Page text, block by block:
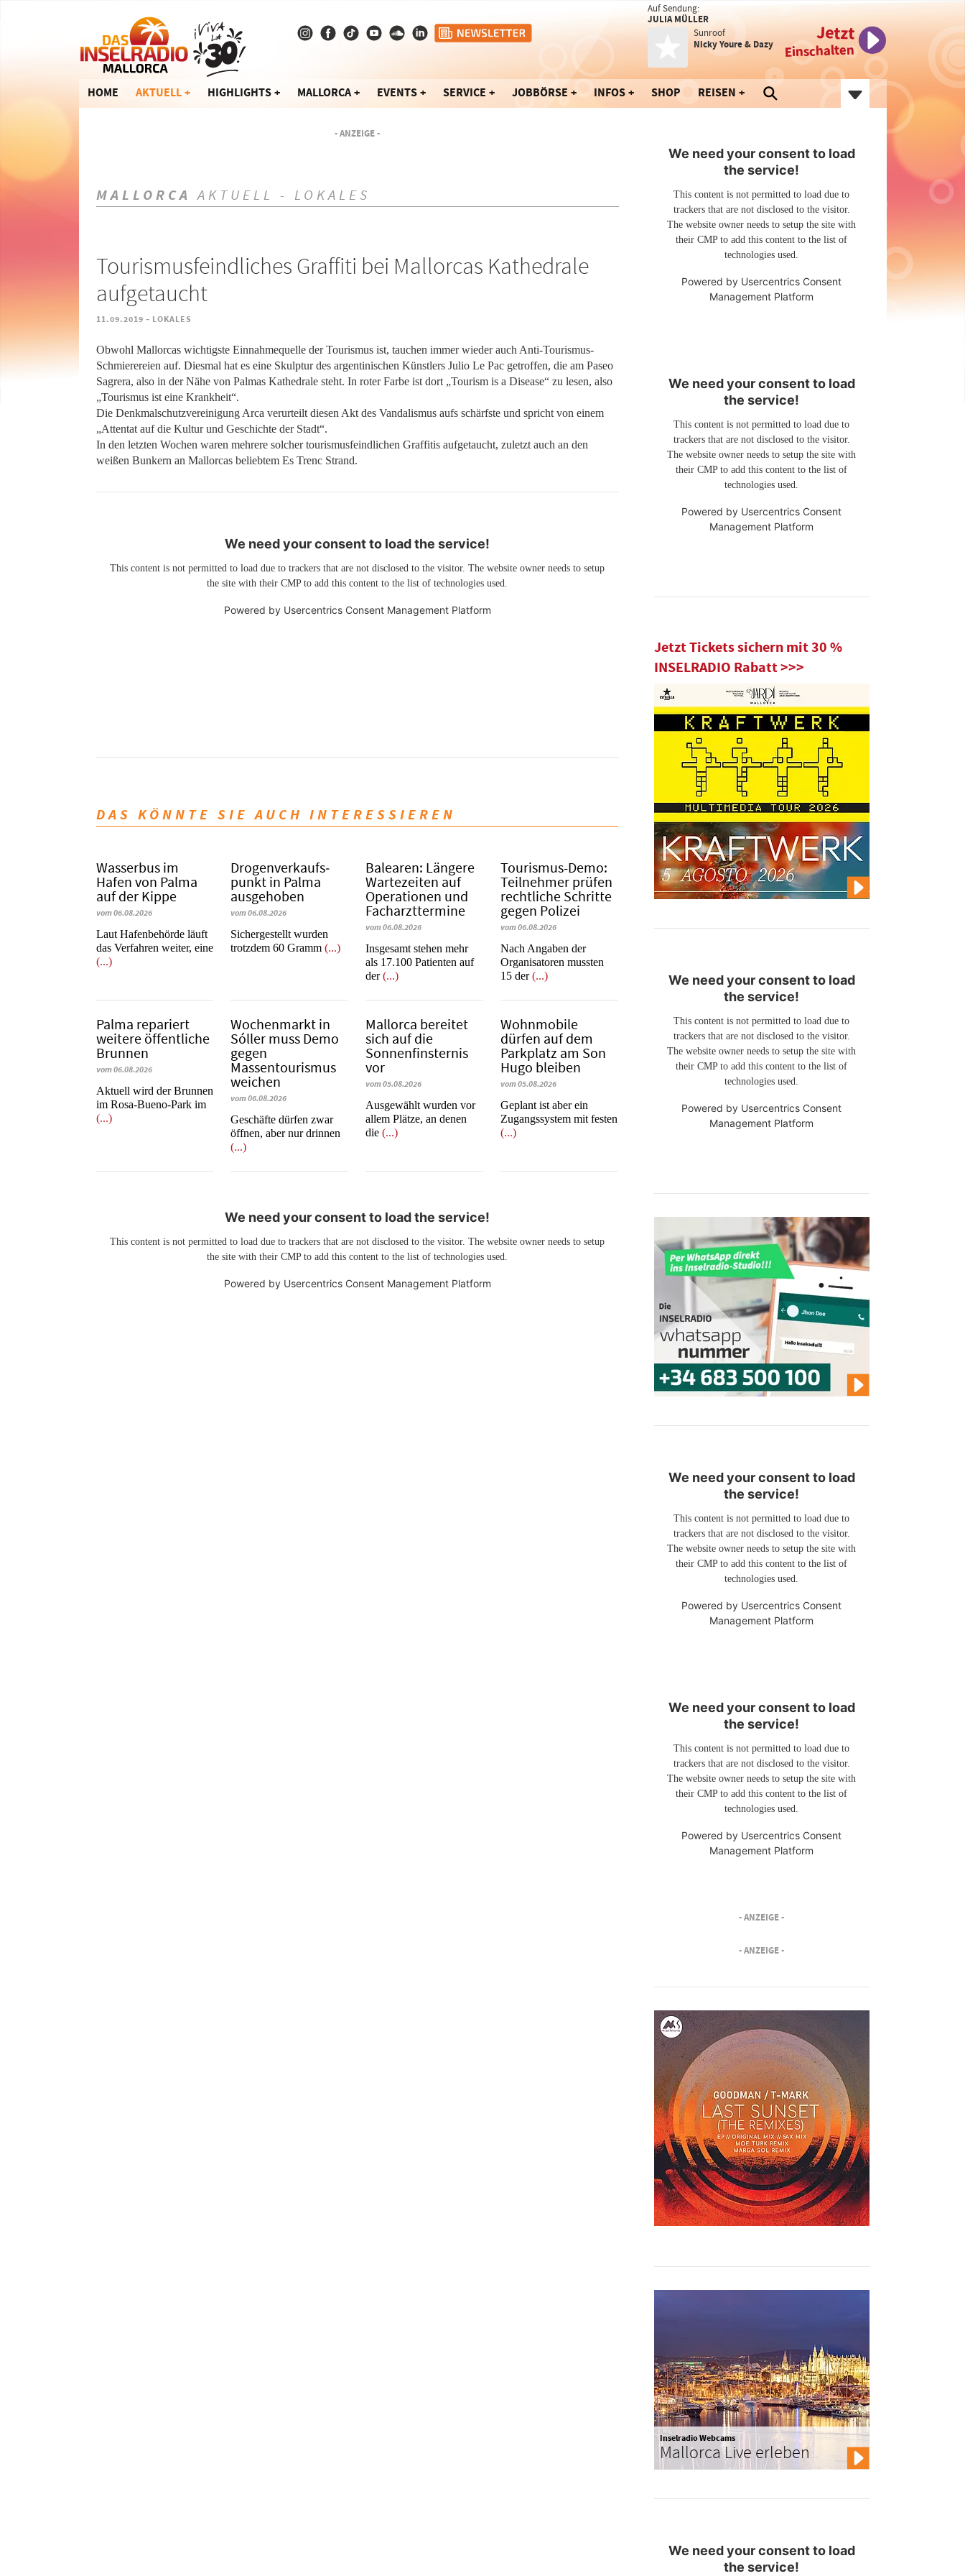
Auf Sendung:
JULIA MÜLLER
Sunroof
Nicky Youre & Dazy
Jetzt
Einschalten
HOME AKTUELL HIGHLIGHTS MALLORCA EVENTS SERVICE JOBBÖRSE INFOS SHOP REISEN
- ANZEIGE -
MALLORCA AKTUELL - LOKALES
Tourismusfeindliches Graffiti bei Mallorcas Kathedrale
aufgetaucht
11.09.2019 - LOKALES
Obwohl Mallorcas wichtigste Einnahmequelle der Tourismus ist, tauchen immer wieder auch Anti-Tourismus-
Schmierereien auf. Diesmal hat es eine Skulptur des argentinischen Künstlers Julio Le Pac getroffen, die am Paseo
Sagrera, also in der Nähe von Palmas Kathedrale steht. In roter Farbe ist dort „Tourism is a Disease“ zu lesen, also
„Tourismus ist eine Krankheit“.
Die Denkmalschutzvereinigung Arca verurteilt diesen Akt des Vandalismus aufs schärfste und spricht von einem
„Attentat auf die Kultur und Geschichte der Stadt“.
In den letzten Wochen waren mehrere solcher tourismusfeindlichen Graffitis aufgetaucht, zuletzt auch an den
weißen Bunkern an Mallorcas beliebtem Es Trenc Strand.
We need your consent to load the service!
This content is not permitted to load due to trackers that are not disclosed to the visitor. The website owner needs to setup
the site with their CMP to add this content to the list of technologies used.
Powered by Usercentrics Consent Management Platform
DAS KÖNNTE SIE AUCH INTERESSIEREN
Wasserbus im
Hafen von Palma
auf der Kippe
vom 06.08.2026
Laut Hafenbehörde läuft
das Verfahren weiter, eine
(...)
Dro­gen­ver­kaufs­
punkt in Palma
ausgehoben
vom 06.08.2026
​​​​​​​Sichergestellt wurden
trotzdem 60 Gramm(...)
Balearen: Längere
Wartezeiten auf
Operationen und
Facharzttermine
vom 06.08.2026
Insgesamt stehen mehr
als 17.100 Patienten auf
der(...)
Tourismus-Demo:
Teilnehmer prüfen
rechtliche Schritte
gegen Polizei
vom 06.08.2026
Nach Angaben der
Organisatoren mussten
15 der(...)
Palma repariert
weitere öffentliche
Brunnen
vom 06.08.2026
Aktuell wird der Brunnen
im Rosa-Bueno-Park im
(...)
Wochenmarkt in
Sóller muss Demo
gegen
Massentourismus
weichen
vom 06.08.2026
Geschäfte dürfen zwar
öffnen, aber nur drinnen
(...)
Mallorca bereitet
sich auf die
Sonnenfinsternis
vor
vom 05.08.2026
Ausgewählt wurden vor
allem Plätze, an denen
die(...)
Wohnmobile
dürfen auf dem
Parkplatz am Son
Hugo bleiben
vom 05.08.2026
Geplant ist aber ein
Zugangssystem mit festen
(...)
We need your consent to load the service!
This content is not permitted to load due to trackers that are not disclosed to the visitor. The website owner needs to setup
the site with their CMP to add this content to the list of technologies used.
Powered by Usercentrics Consent Management Platform
We need your consent to load
the service!
This content is not permitted to load due to
trackers that are not disclosed to the visitor.
The website owner needs to setup the site with
their CMP to add this content to the list of
technologies used.
Powered by Usercentrics Consent
Management Platform
We need your consent to load
the service!
This content is not permitted to load due to
trackers that are not disclosed to the visitor.
The website owner needs to setup the site with
their CMP to add this content to the list of
technologies used.
Powered by Usercentrics Consent
Management Platform
Jetzt Tickets sichern mit 30 %
INSELRADIO Rabatt >>>
We need your consent to load
the service!
This content is not permitted to load due to
trackers that are not disclosed to the visitor.
The website owner needs to setup the site with
their CMP to add this content to the list of
technologies used.
Powered by Usercentrics Consent
Management Platform
We need your consent to load
the service!
This content is not permitted to load due to
trackers that are not disclosed to the visitor.
The website owner needs to setup the site with
their CMP to add this content to the list of
technologies used.
Powered by Usercentrics Consent
Management Platform
We need your consent to load
the service!
This content is not permitted to load due to
trackers that are not disclosed to the visitor.
The website owner needs to setup the site with
their CMP to add this content to the list of
technologies used.
Powered by Usercentrics Consent
Management Platform
- ANZEIGE -
- ANZEIGE -
Inselradio Webcams
Mallorca Live erleben
We need your consent to load
the service!